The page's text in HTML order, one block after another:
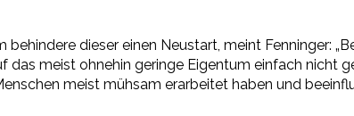
dieser einen Neustart, meint Fenninger:
meist ohnehin geringe Eigentum einfach nicht
meist mühsam erarbeitet haben und